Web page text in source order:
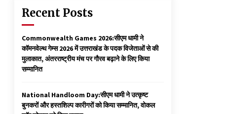
Recent Posts
Commonwealth Games 2026:सीएम धामी ने
कॉमनवेल्थ गेम्स 2026 में उत्तराखंड के पदक विजेताओं से की
मुलाकात, अंतरराष्ट्रीय मंच पर गौरव बढ़ाने के लिए किया
सम्मानित
National Handloom Day:सीएम धामी ने उत्कृष्ट
बुनकरों और हस्तशिल्प कारीगरों को किया सम्मानित, वोकल